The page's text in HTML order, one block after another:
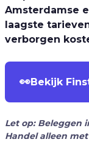
Amsterdamse
laagste
verborgen
👀Bekijk
Let op: Beleggen
Handel alleen